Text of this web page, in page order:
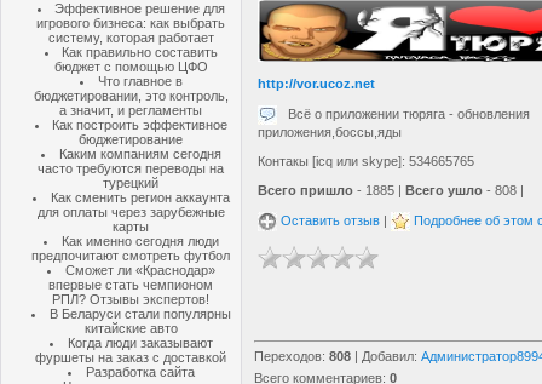
Эффективное решение для
игрового бизнеса: как выбрать
систему, которая работает
Как правильно составить
бюджет с помощью ЦФО
Что главное в
бюджетировании, это контроль,
а значит, и регламенты
Как построить эффективное
бюджетирование
Каким компаниям сегодня
часто требуются переводы на
турецкий
Как сменить регион аккаунта
для оплаты через зарубежные
карты
Как именно сегодня люди
предпочитают смотреть футбол
Сможет ли «Краснодар»
впервые стать чемпионом
РПЛ? Отзывы экспертов!
В Беларуси стали популярны
китайские авто
Когда люди заказывают
фуршеты на заказ с доставкой
Разработка сайта
http://vor.ucoz.net
Всё о приложении тюряга - обновления
приложения,боссы,яды
Контакы [icq или skype]: 534665765
Всего пришло - 1885 | Всего ушло - 808 |
Оставить отзыв | Подробнее об этом
Переходов: 808 | Добавил:
Всего комментариев: 0